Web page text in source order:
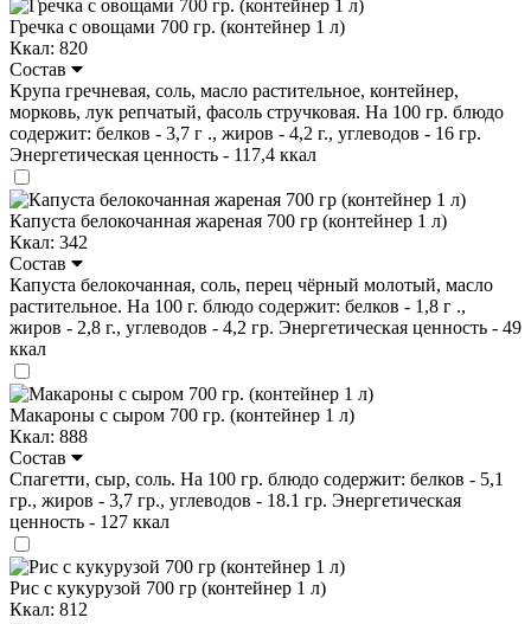
Гречка с овощами 700 гр. (контейнер 1 л)
Ккал: 820
Состав
Крупа гречневая, соль, масло растительное, контейнер,
морковь, лук репчатый, фасоль стручковая. На 100 гр. блюдо
содержит: белков - 3,7 г ., жиров - 4,2 г., углеводов - 16 гр.
Энергетическая ценность - 117,4 ккал
Капуста белокочанная жареная 700 гр (контейнер 1 л)
Ккал: 342
Состав
Капуста белокочанная, соль, перец чёрный молотый, масло
растительное. На 100 г. блюдо содержит: белков - 1,8 г .,
жиров - 2,8 г., углеводов - 4,2 гр. Энергетическая ценность - 49
ккал
Макароны с сыром 700 гр. (контейнер 1 л)
Ккал: 888
Состав
Спагетти, сыр, соль. На 100 гр. блюдо содержит: белков - 5,1
гр., жиров - 3,7 гр., углеводов - 18.1 гр. Энергетическая
ценность - 127 ккал
Рис с кукурузой 700 гр (контейнер 1 л)
Ккал: 812